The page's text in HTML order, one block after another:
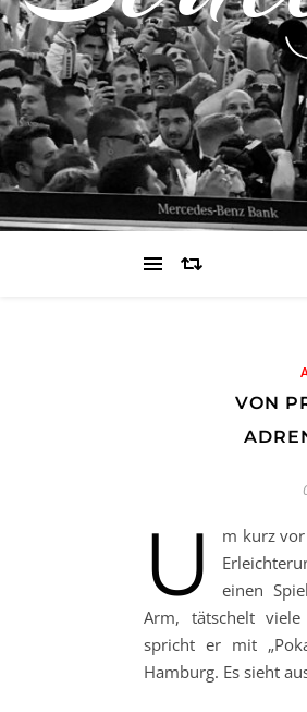
VON
U
m kurz
einen
Arm, tätschelt
spricht er mit
Hamburg. Es sieht